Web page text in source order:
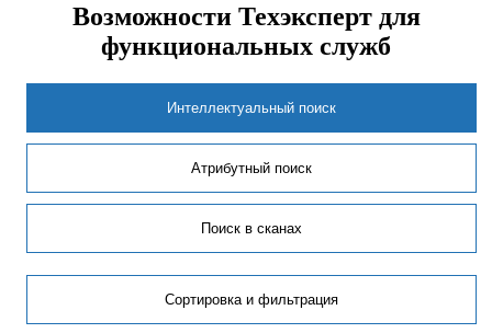
Возможности Техэксперт для
функциональных служб
Интеллектуальный поиск
Атрибутный поиск
Поиск в сканах
Сортировка и фильтрация